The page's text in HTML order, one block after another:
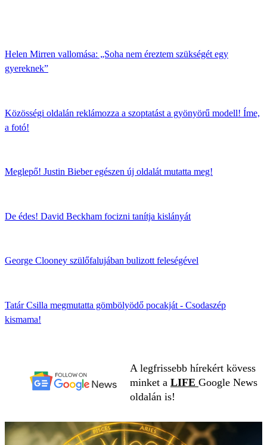
Helen Mirren vallomása: „Soha nem éreztem szükségét egy
gyereknek”
Közösségi oldalán reklámozza a szoptatást a gyönyörű modell! Íme,
a fotó!
Meglepő! Justin Bieber egészen új oldalát mutatta meg!
De édes! David Beckham focizni tanítja kislányát
George Clooney szülőfalujában bulizott feleségével
Tatár Csilla megmutatta gömbölyödő pocakját - Csodaszép
kismama!
A legfrissebb hírekért kövess
minket a LIFE Google News
oldalán is!